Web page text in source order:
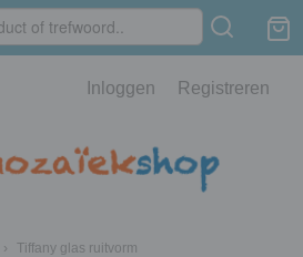
Inloggen Registreren
› Tiffany glas ruitvorm